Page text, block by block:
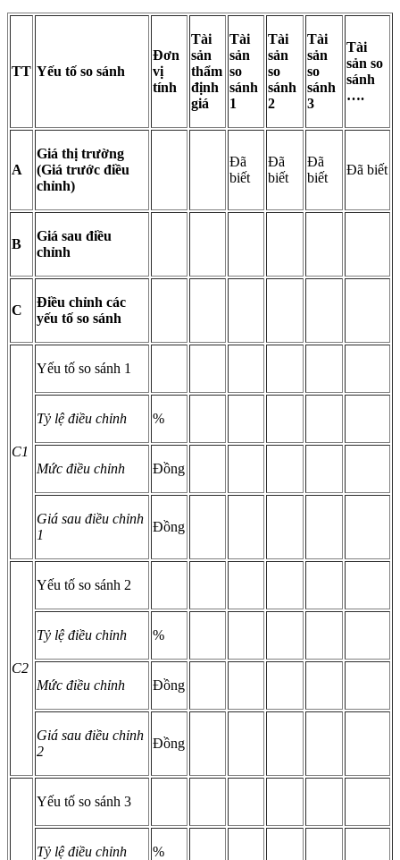
TT Yếu tố so sánh
Đơn
vị
tính
Tài
sản
thẩm
định
giá
Tài
sản
so
sánh
1
Tài
sản
so
sánh
2
Tài
sản
so
sánh
3
Tài
sản so
sánh
….
A
Giá thị trường
(Giá trước điều
chỉnh)
Đã
biết
Đã
biết
Đã
biết
Đã biết
B
Giá sau điều
chỉnh
C
Điều chỉnh các
yếu tố so sánh
C1
Yếu tố so sánh 1
Tỷ lệ điều chỉnh %
Mức điều chỉnh Đồng
Giá sau điều chỉnh
1
Đồng
C2
Yếu tố so sánh 2
Tỷ lệ điều chỉnh %
Mức điều chỉnh Đồng
Giá sau điều chỉnh
2
Đồng
Yếu tố so sánh 3
Tỷ lệ điều chỉnh %